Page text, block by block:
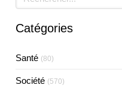
Catégories
Santé (80)
Société (570)